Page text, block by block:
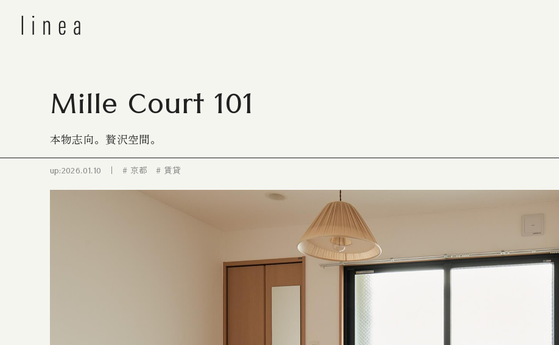
Mille Court 101
本物志向。贅沢空間。
up:2026.01.10 京都 賃貸